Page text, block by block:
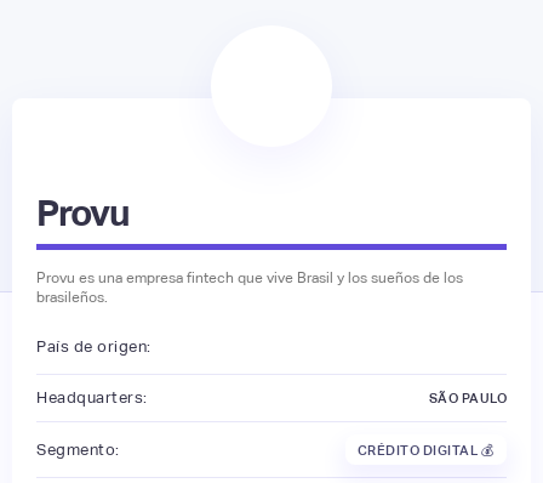
Provu
Provu es una empresa fintech que vive Brasil y los sueños de los
brasileños.
País de origen:
Headquarters: SÃO PAULO
Segmento: CRÉDITO DIGITAL 💰